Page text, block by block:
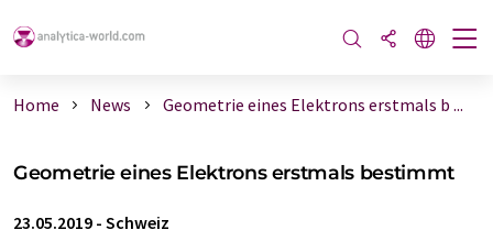
Home News Geometrie eines Elektrons erstmals b ...
Geometrie eines Elektrons erstmals bestimmt
23.05.2019 - Schweiz